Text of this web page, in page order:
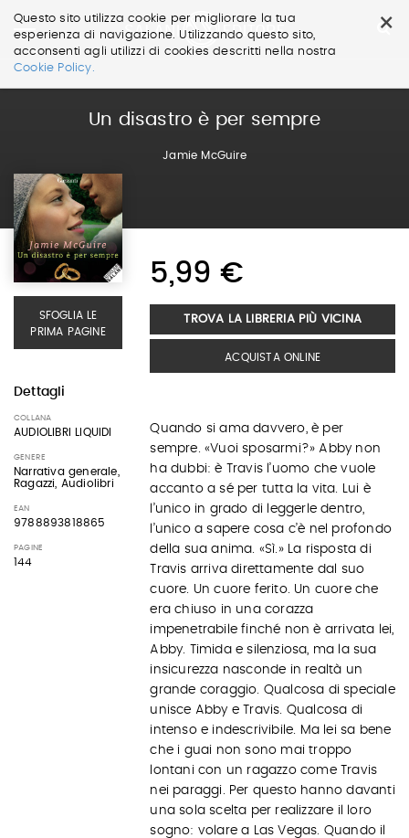
×
Questo sito utilizza cookie per migliorare la tua
esperienza di navigazione. Utilizzando questo sito,
acconsenti agli utilizzi di cookies descritti nella nostra
Cookie Policy.
Salta
Un disastro è per sempre
Jamie McGuire
SFOGLIA LE
PRIMA PAGINE
Dettagli
COLLANA
AUDIOLIBRI LIQUIDI
GENERE
Narrativa generale,
Ragazzi, Audiolibri
EAN
9788893818865
PAGINE
144
5,99 €
TROVA LA LIBRERIA PIÙ VICINA
ACQUISTA ONLINE
Quando si ama davvero, è per
sempre. «Vuoi sposarmi?» Abby non
ha dubbi: è Travis l’uomo che vuole
accanto a sé per tutta la vita. Lui è
l’unico in grado di leggerle dentro,
l’unico a sapere cosa c’è nel profondo
della sua anima. «Sì.» La risposta di
Travis arriva direttamente dal suo
cuore. Un cuore ferito. Un cuore che
era chiuso in una corazza
impenetrabile finché non è arrivata lei,
Abby. Timida e silenziosa, ma la sua
insicurezza nasconde in realtà un
grande coraggio. Qualcosa di speciale
unisce Abby e Travis. Qualcosa di
intenso e indescrivibile. Ma lei sa bene
che i guai non sono mai troppo
lontani con un ragazzo come Travis
nei paraggi. Per questo hanno davanti
una sola scelta per realizzare il loro
sogno: volare a Las Vegas. Quando il